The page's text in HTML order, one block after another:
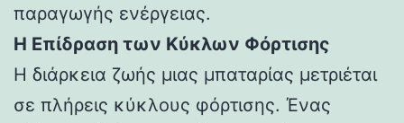
παραγωγής ενέργειας.
Η Επίδραση των Κύκλων Φόρτισης
Η διάρκεια ζωής μιας μπαταρίας μετριέται
σε πλήρεις κύκλους φόρτισης. Ένας